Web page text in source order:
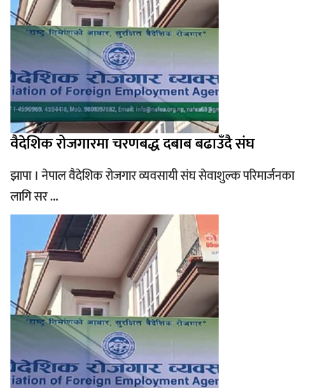
वैदेशिक रोजगारमा चरणबद्ध दबाब बढाउँदै संघ
झापा । नेपाल वैदेशिक रोजगार व्यवसायी संघ सेवाशुल्क परिमार्जनका
लागि सर ...